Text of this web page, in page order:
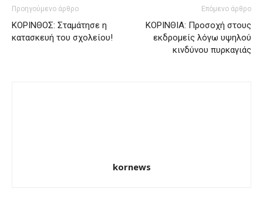
Προηγούμενο άρθρο
ΚΟΡΙΝΘΟΣ: Σταμάτησε η
κατασκευή του σχολείου!
Επόμενο άρθρο
ΚΟΡΙΝΘΙΑ: Προσοχή στους
εκδρομείς λόγω υψηλού
κινδύνου πυρκαγιάς
kornews